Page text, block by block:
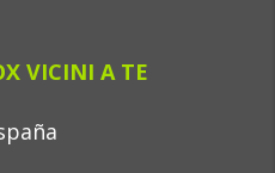
VICINI A TE